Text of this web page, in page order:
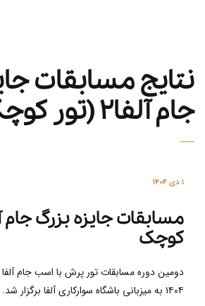
نتایج مسابقات
جام آلفا۲ (تور کوچک)
۱ دی ۱۴۰۴
کوچک
دومین دوره مسابقات تور پرش با اسب جام آلفا
۱۴۰۴ به میزبانی باشگاه سوارکاری آلفا برگزار شد.